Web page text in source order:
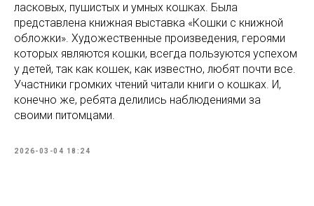
ласковых, пушистых и умных кошках. Была
представлена книжная выставка «Кошки с книжной
обложки». Художественные произведения, героями
которых являются кошки, всегда пользуются успехом
у детей, так как кошек, как известно, любят почти все.
Участники громких чтений читали книги о кошках. И,
конечно же, ребята делились наблюдениями за
своими питомцами.
2026-03-04 18:24